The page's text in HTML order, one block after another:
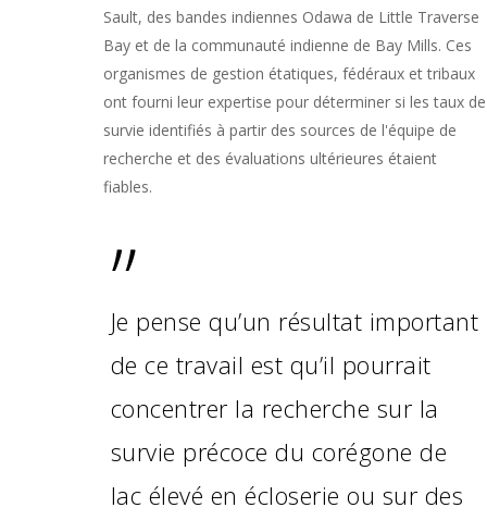
Sault, des bandes indiennes Odawa de Little Traverse
Bay et de la communauté indienne de Bay Mills. Ces
organismes de gestion étatiques, fédéraux et tribaux
ont fourni leur expertise pour déterminer si les taux de
survie identifiés à partir des sources de l'équipe de
recherche et des évaluations ultérieures étaient
fiables.
”
Je pense qu’un résultat important
de ce travail est qu’il pourrait
concentrer la recherche sur la
survie précoce du corégone de
lac élevé en écloserie ou sur des